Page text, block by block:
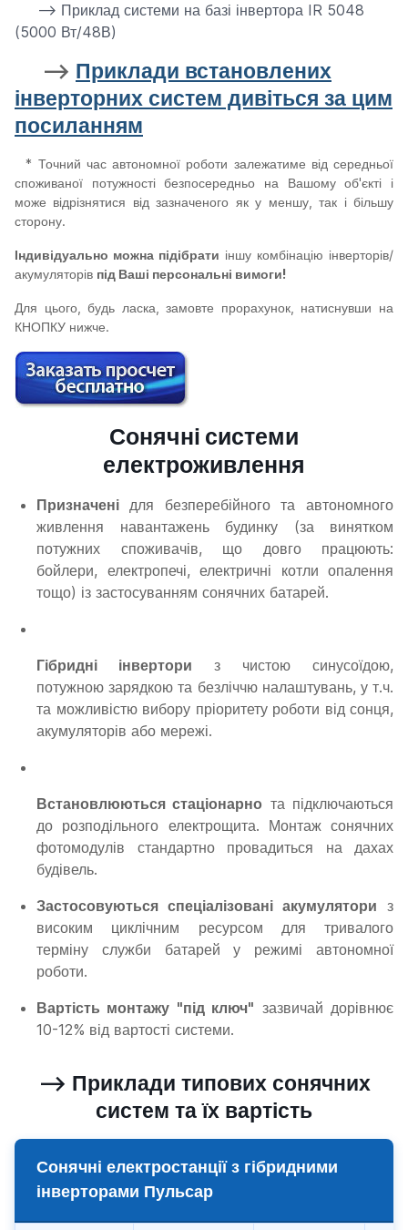
--> Приклад системи на базі інвертора IR 5048
(5000 Вт/48В)
--> Приклади встановлених
інверторних систем дивіться за цим
посиланням
* Точний час автономної роботи залежатиме від середньої
споживаної потужності безпосередньо на Вашому об'єкті і
може відрізнятися від зазначеного як у меншу, так і більшу
сторону.
Індивідуально можна підібрати іншу комбінацію інверторів/
акумуляторів під Ваші персональні вимоги!
Для цього, будь ласка, замовте прорахунок, натиснувши на
КНОПКУ нижче.
Сонячні системи
електроживлення
Призначені для безперебійного та автономного
живлення навантажень будинку (за винятком
потужних споживачів, що довго працюють:
бойлери, електропечі, електричні котли опалення
тощо) із застосуванням сонячних батарей.
Гібридні інвертори з чистою синусоїдою,
потужною зарядкою та безліччю налаштувань, у т.ч.
та можливістю вибору пріоритету роботи від сонця,
акумуляторів або мережі.
Встановлюються стаціонарно та підключаються
до розподільного електрощита. Монтаж сонячних
фотомодулів стандартно провадиться на дахах
будівель.
Застосовуються спеціалізовані акумулятори з
високим циклічним ресурсом для тривалого
терміну служби батарей у режимі автономної
роботи.
Вартість монтажу "під ключ" зазвичай дорівнює
10-12% від вартості системи.
--> Приклади типових сонячних
систем та їх вартість
Сонячні електростанції з гібридними
інверторами Пульсар